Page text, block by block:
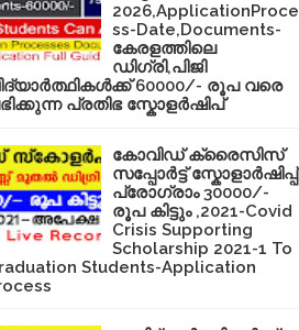
2026,ApplicationProce
ss-Date,Documents-
കേരളത്തിലെ
ഡിഗ്രി,പിജി
60000/- രൂപ വരെ
പ്രതിഭ സ്കോളർഷിപ്
കോവിഡ് ക്രൈസിസ്
സപ്പോർട്ട് സ്കോളാർഷിപ്പ്
പ്രോഗ്രാം 30000/-
രൂപ കിട്ടും ,2021-Covid
Crisis Supporting
Scholarship 2021-1 To
Students-Application